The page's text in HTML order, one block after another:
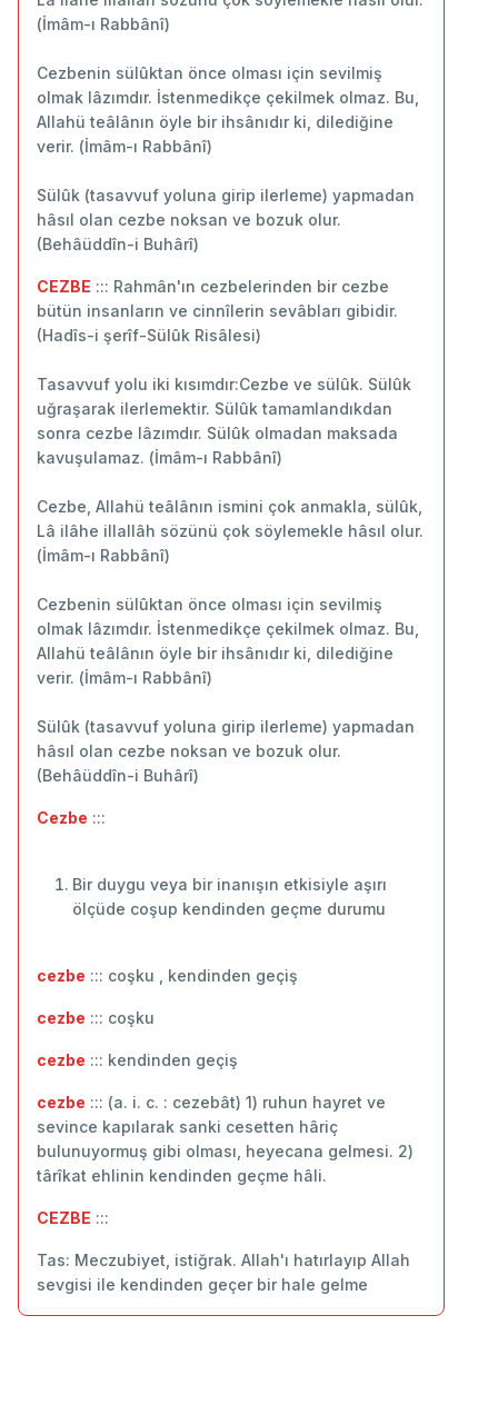
(İmâm-ı Rabbânî)
Cezbenin sülûktan önce olması için sevilmiş
olmak lâzımdır. İstenmedikçe çekilmek olmaz. Bu,
Allahü teâlânın öyle bir ihsânıdır ki, dilediğine
verir. (İmâm-ı Rabbânî)
Sülûk (tasavvuf yoluna girip ilerleme) yapmadan
hâsıl olan cezbe noksan ve bozuk olur.
(Behâüddîn-i Buhârî)
CEZBE ::: Rahmân'ın cezbelerinden bir cezbe
bütün insanların ve cinnîlerin sevâbları gibidir.
(Hadîs-i şerîf-Sülûk Risâlesi)
Tasavvuf yolu iki kısımdır:Cezbe ve sülûk. Sülûk
uğraşarak ilerlemektir. Sülûk tamamlandıkdan
sonra cezbe lâzımdır. Sülûk olmadan maksada
kavuşulamaz. (İmâm-ı Rabbânî)
Cezbe, Allahü teâlânın ismini çok anmakla, sülûk,
Lâ ilâhe illallâh sözünü çok söylemekle hâsıl olur.
(İmâm-ı Rabbânî)
Cezbenin sülûktan önce olması için sevilmiş
olmak lâzımdır. İstenmedikçe çekilmek olmaz. Bu,
Allahü teâlânın öyle bir ihsânıdır ki, dilediğine
verir. (İmâm-ı Rabbânî)
Sülûk (tasavvuf yoluna girip ilerleme) yapmadan
hâsıl olan cezbe noksan ve bozuk olur.
(Behâüddîn-i Buhârî)
Cezbe :::
Bir duygu veya bir inanışın etkisiyle aşırı
ölçüde coşup kendinden geçme durumu
cezbe ::: coşku , kendinden geçiş
cezbe ::: ‬coşku
cezbe ::: kendinden geçiş
cezbe ::: (a. i. c. : cezebât) 1) ruhun hayret ve
sevince kapılarak sanki cesetten hâriç
bulunuyormuş gibi olması, heyecana gelmesi. 2)
târîkat ehlinin kendinden geçme hâli.
CEZBE :::
Tas: Meczubiyet, istiğrak. Allah'ı hatırlayıp Allah
sevgisi ile kendinden geçer bir hale gelme